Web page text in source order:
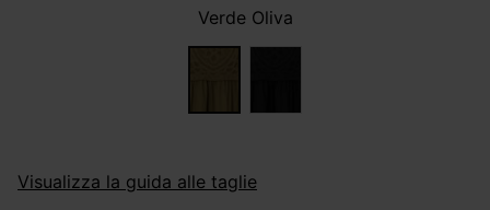
Verde Oliva
Visualizza la guida alle taglie